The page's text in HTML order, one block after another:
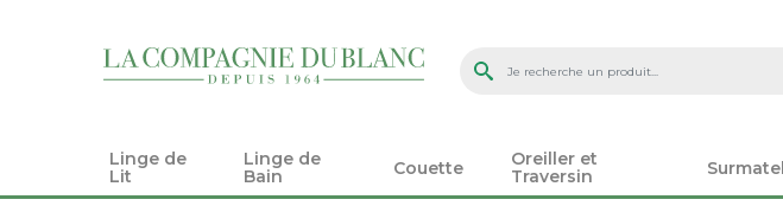
Linge de
Lit
Linge de
Bain
Couette
Oreiller et
Traversin